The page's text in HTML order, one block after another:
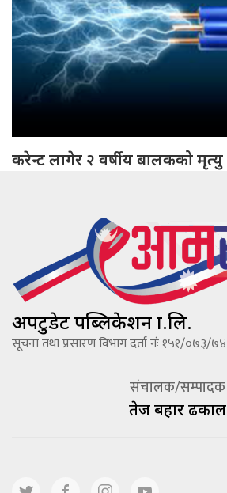
करेन्ट लागेर २ वर्षीय बालकको मृत्यु
अपटुडेट पब्लिकेशन प्रा.लि.
सूचना तथा प्रसारण विभाग दर्ता नंः १५१/०७३/७४
संचालक/सम्पादक
तेज बहादूर ढकाल